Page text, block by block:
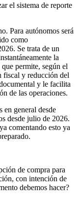
el sistema de reporte
Para autónomos será
como
Se trata de un
la
permite, según el
fiscal y reducción del
y le facilita
de las operaciones.
en general desde
desde julio de 2026.
comentando esto ya
de compra para
con intención de
debemos hacer?